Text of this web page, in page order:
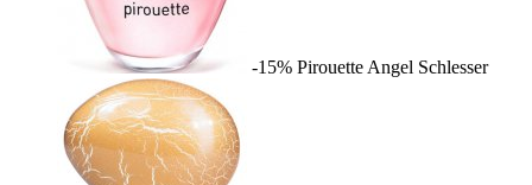
-15% Pirouette Angel Schlesser